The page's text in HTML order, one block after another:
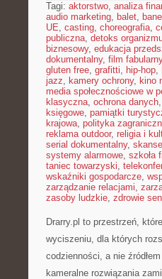
Tagi: aktorstwo, analiza
audio marketing, balet,
UE, casting, choreografia,
publiczna, detoks
biznesowy, edukacja
dokumentalny, film fabularny
gluten free, grafitti, hip-hop,
jazz, kamery ochrony, kino
media społecznościowe w
klasyczna, ochrona danych,
księgowe, pamiątki
krajowa, polityka
reklama outdoor, religia i
serial dokumentalny,
systemy alarmowe, szkoła
taniec towarzyski,
wskaźniki gospodarcze,
zarządzanie relacjami,
zasoby ludzkie, zdrowie
Drarry.pl to przestrzeń,
wyciszeniu, dla których
codzienności, a nie
kameralne rozwiązania